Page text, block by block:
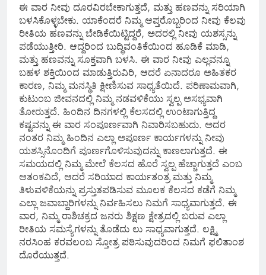
ಈ ವಾರ ನೀವು ದೂರವಿರಬೇಕಾಗುತ್ತದೆ, ಮತ್ತು ಹಣವನ್ನು ಸರಿಯಾಗಿ
ಬಳಸಿಕೊಳ್ಳಬೇಕು. ಯಾಕೆಂದರೆ ನಿಮ್ಮ ಆಪ್ತರೊಬ್ಬರಿಂದ ನೀವು ಕೆಲವು
ರೀತಿಯ ಹಣವನ್ನು ಬೇಡಿಕೆಯಿಟ್ಟಿದ್ದರೆ, ಅದರಲ್ಲಿ ನೀವು ಯಶಸ್ಸನ್ನು
ಪಡೆಯುತ್ತೀರಿ. ಆದ್ದರಿಂದ ಬುದ್ಧಿವಂತಿಕೆಯಿಂದ ಹೂಡಿಕೆ ಮಾಡಿ,
ಮತ್ತು ಹಣವನ್ನು ಸೂಕ್ತವಾಗಿ ಬಳಸಿ. ಈ ವಾರ ನೀವು ಎಲ್ಲವನ್ನೂ
ಬಹಳ ಶಕ್ತಿಯಿಂದ ಮಾಡುತ್ತಿರುವಿರಿ, ಆದರೆ ಏನಾದರೂ ಅಹಿತಕರ
ಕಾರಣ, ನಿಮ್ಮ ಮನಸ್ಥಿತಿ ಕ್ಷೀಣಿಸುವ ಸಾಧ್ಯತೆಯಿದೆ. ಪರಿಣಾಮವಾಗಿ,
ಕುಟುಂಬ ಜೀವನದಲ್ಲಿ ನಿಮ್ಮ ನಡವಳಿಕೆಯು ಸ್ವಲ್ಪ ಅಸಭ್ಯವಾಗಿ
ತೋರುತ್ತದೆ. ಹಿಂದಿನ ದಿನಗಳಲ್ಲಿ ಕೆಲಸದಲ್ಲಿ ಉಂಟಾಗುತ್ತಿದ್ದ
ಕಷ್ಟವನ್ನು ಈ ವಾರ ಸಂಪೂರ್ಣವಾಗಿ ನಿವಾರಿಸಬಹುದು. ಅದರ
ನಂತರ ನಿಮ್ಮ ಹಿಂದಿನ ಎಲ್ಲಾ ಅಪೂರ್ಣ ಕಾರ್ಯಗಳನ್ನು ನೀವು
ಯಶಸ್ಸಿನೊಂದಿಗೆ ಪೂರ್ಣಗೊಳಿಸುವುದನ್ನು ಕಾಣಲಾಗುತ್ತದೆ. ಈ
ಸಮಯದಲ್ಲಿ ನಿಮ್ಮ ಮೇಲೆ ಕೆಲಸದ ಹೊರೆ ಸ್ವಲ್ಪ ಹೆಚ್ಚಾಗುತ್ತದೆ ಎಂಬ
ಆತಂಕವಿದೆ, ಆದರೆ ಸರಿಯಾದ ಕಾರ್ಯತಂತ್ರ ಮತ್ತು ನಿಮ್ಮ
ತಿಳುವಳಿಕೆಯನ್ನು ಪ್ರಸ್ತುತಪಡಿಸುವ ಮೂಲಕ ಕೆಲಸದ ಕಡೆಗೆ ನಿಮ್ಮ
ಎಲ್ಲಾ ಜವಾಬ್ದಾರಿಗಳನ್ನು ನಿರ್ವಹಿಸಲು ನಿಮಗೆ ಸಾಧ್ಯವಾಗುತ್ತದೆ. ಈ
ವಾರ, ನಿಮ್ಮ ರಾಶಿಚಕ್ರದ ಜನರು ಶಿಕ್ಷಣ ಕ್ಷೇತ್ರದಲ್ಲಿ ಬರುವ ಎಲ್ಲಾ
ರೀತಿಯ ಸಮಸ್ಯೆಗಳನ್ನು ತೊಡೆದು ಲು ಸಾಧ್ಯವಾಗುತ್ತದೆ. ಲಕ್ಷ್ಮಿ
ನರಸಿಂಹ ಕರವಲಂಬ ಸ್ತೋತ್ರ ಪಠಿಸುವುದರಿಂದ ನಿಮಗೆ ಫಲಿತಾಂಶ
ದೊರೆಯುತ್ತದೆ.